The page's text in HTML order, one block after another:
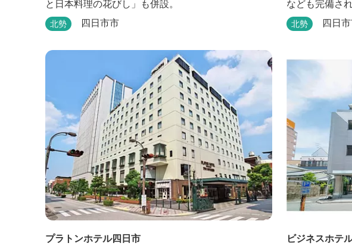
と日本料理の花びし」も併設。
北勢 四日市市
なども完備さ
すすめです。
北勢 四日
プラトンホテル四日市
ビジネスホテ